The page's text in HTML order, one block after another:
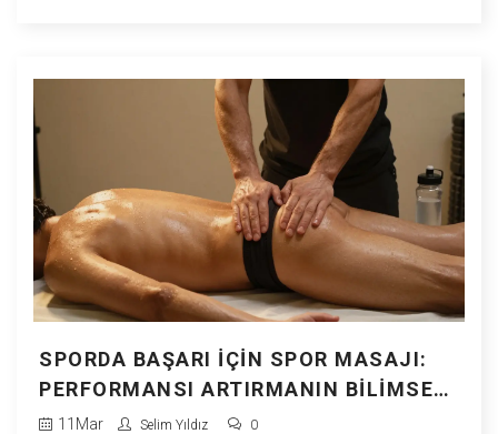
SPORDA BAŞARI İÇIN SPOR MASAJI:
PERFORMANSI ARTIRMANIN BILIMSEL
YOLU
11 Mar Selim Yıldız 0